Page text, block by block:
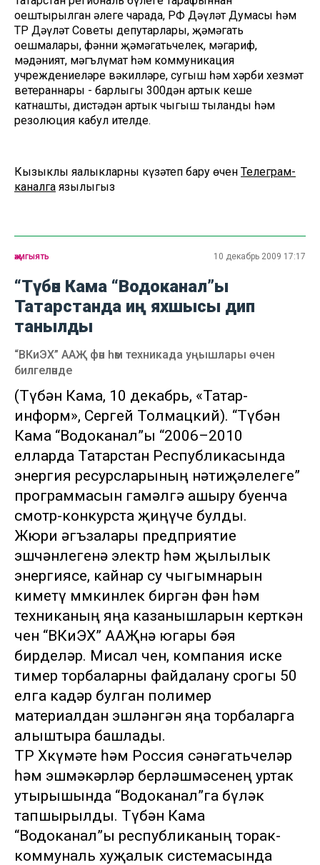
оештырылган әлеге чарада, РФ Дәүләт Думасы һәм
ТР Дәүләт Советы депутарлары, җәмәгать
оешмалары, фәнни җәмәгатьчелек, мәгариф,
мәдәният, мәгълүмат һәм коммуникация
учреждениеләре вәкилләре, сугыш һәм хәрби хезмәт
ветераннары - барлыгы 300дән артык кеше
катнашты, дистәдән артык чыгыш тыңланды һәм
резолюция кабул ителде.
Кызыклы яңалыкларны күзәтеп бару өчен Телеграм-
каналга язылыгыз
җәмгыять 10 декабрь 2009 17:17
“Түбән Кама “Водоканал”ы
Татарстанда иң яхшысы дип
танылды
“ВКиЭХ” ААҖ фән һәм техникада уңышлары өчен
билгеләнде
(Түбән Кама, 10 декабрь, «Татар-
информ», Сергей Толмацкий). “Түбән
Кама “Водоканал”ы “2006–2010
елларда Татарстан Республикасында
энергия ресурсларының нәтиҗәлелеге”
программасын гамәлгә ашыру буенча
смотр-конкурста җиңүче булды.
Жюри әгъзалары предприятие
эшчәнлегенә электр һәм җылылык
энергиясе, кайнар су чыгымнарын
киметү мөмкинлек биргән фән һәм
техниканың яңа казанышларын керткән
өчен “ВКиЭХ” ААҖнә югары бәя
бирделәр. Мисал өчен, компания иске
тимер торбаларны файдалану срогы 50
елга кадәр булган полимер
материалдан эшләнгән яңа торбаларга
алыштыра башлады.
ТР Хөкүмәте һәм Россия сәнәгатьчеләр
һәм эшмәкәрләр берләшмәсенең уртак
утырышында “Водоканал”га бүләк
тапшырылды. Түбән Кама
“Водоканал”ы республиканың торак-
коммуналь хуҗалык системасында